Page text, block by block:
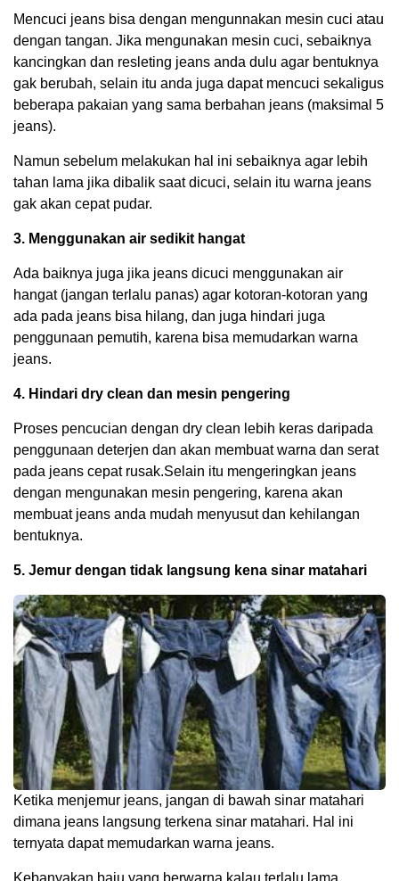
Mencuci jeans bisa dengan mengunnakan mesin cuci atau
dengan tangan. Jika mengunakan mesin cuci, sebaiknya
kancingkan dan resleting jeans anda dulu agar bentuknya
gak berubah, selain itu anda juga dapat mencuci sekaligus
beberapa pakaian yang sama berbahan jeans (maksimal 5
jeans).
Namun sebelum melakukan hal ini sebaiknya agar lebih
tahan lama jika dibalik saat dicuci, selain itu warna jeans
gak akan cepat pudar.
3. Menggunakan air sedikit hangat
Ada baiknya juga jika jeans dicuci menggunakan air
hangat (jangan terlalu panas) agar kotoran-kotoran yang
ada pada jeans bisa hilang, dan juga hindari juga
penggunaan pemutih, karena bisa memudarkan warna
jeans.
4. Hindari dry clean dan mesin pengering
Proses pencucian dengan dry clean lebih keras daripada
penggunaan deterjen dan akan membuat warna dan serat
pada jeans cepat rusak.Selain itu mengeringkan jeans
dengan mengunakan mesin pengering, karena akan
membuat jeans anda mudah menyusut dan kehilangan
bentuknya.
5. Jemur dengan tidak langsung kena sinar matahari
Ketika menjemur jeans, jangan di bawah sinar matahari
dimana jeans langsung terkena sinar matahari. Hal ini
ternyata dapat memudarkan warna jeans.
Kebanyakan baju yang berwarna kalau terlalu lama